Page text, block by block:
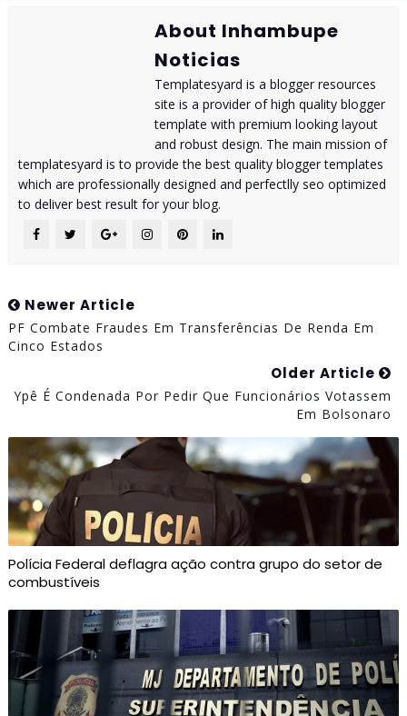
About Inhambupe
Noticias
Templatesyard is a blogger resources
site is a provider of high quality blogger
template with premium looking layout
and robust design. The main mission of
templatesyard is to provide the best quality blogger templates
which are professionally designed and perfectlly seo optimized
to deliver best result for your blog.
Newer Article
PF Combate Fraudes Em Transferências De Renda Em
Cinco Estados
Older Article
Ypê É Condenada Por Pedir Que Funcionários Votassem
Em Bolsonaro
Polícia Federal deflagra ação contra grupo do setor de
combustíveis